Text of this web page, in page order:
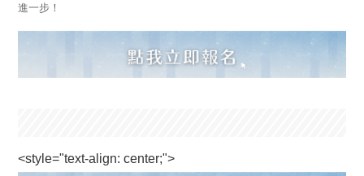
進一步！
<style="text-align: center;">